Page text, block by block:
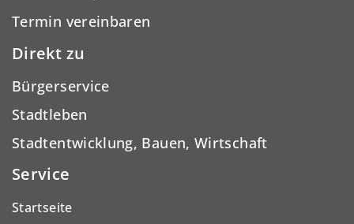
Termin vereinbaren
Direkt zu
Bürgerservice
Stadtleben
Stadtentwicklung, Bauen, Wirtschaft
Service
Startseite